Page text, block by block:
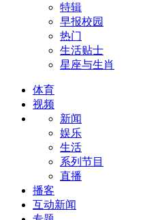
特辑
早报校园
热门
生活贴士
星座与生肖
体育
视频
新闻
娱乐
生活
系列节目
直播
播客
互动新闻